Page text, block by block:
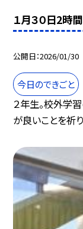
１月３０日2時
公開日 2026/01/30
今日のできごと
２年生。校外学
が良いことを祈り